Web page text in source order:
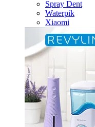
Spray Dent
Waterpik
Xiaomi